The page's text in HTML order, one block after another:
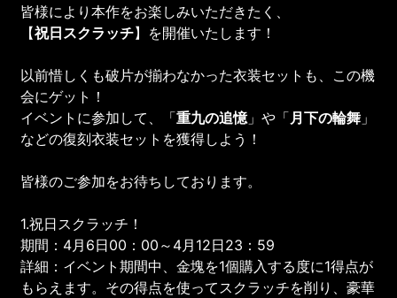
皆様により本作をお楽しみいただきたく、
【祝日スクラッチ】を開催いたします！
以前惜しくも破片が揃わなかった衣装セットも、この機
会にゲット！
イベントに参加して、「重九の追憶」や「 月下の輪舞 」
などの復刻衣装セットを獲得しよう！
皆様のご参加をお待ちしております。
1.祝日スクラッチ！
期間：4月6日00：00～4月12日23：59
詳細：イベント期間中、金塊を1個購入する度に1得点が
もらえます。その得点を使ってスクラッチを削り、豪華